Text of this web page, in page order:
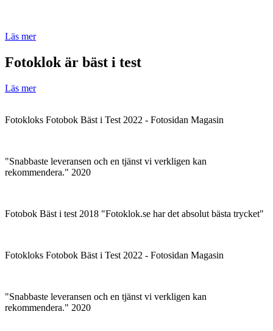
Läs mer
Fotoklok är bäst i test
Läs mer
Fotokloks Fotobok Bäst i Test 2022 - Fotosidan Magasin
"Snabbaste leveransen och en tjänst vi verkligen kan
rekommendera." 2020
Fotobok Bäst i test 2018 "Fotoklok.se har det absolut bästa trycket"
Fotokloks Fotobok Bäst i Test 2022 - Fotosidan Magasin
"Snabbaste leveransen och en tjänst vi verkligen kan
rekommendera." 2020